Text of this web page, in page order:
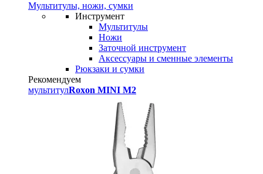
Мультитулы, ножи, сумки
Инструмент
Мультитулы
Ножи
Заточной инструмент
Аксессуары и сменные элементы
Рюкзаки и сумки
Рекомендуем
мультитулRoxon MINI M2